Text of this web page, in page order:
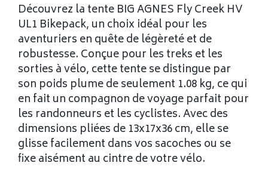
Découvrez la tente BIG AGNES Fly Creek HV
UL1 Bikepack, un choix idéal pour les
aventuriers en quête de légèreté et de
robustesse. Conçue pour les treks et les
sorties à vélo, cette tente se distingue par
son poids plume de seulement 1.08 kg, ce qui
en fait un compagnon de voyage parfait pour
les randonneurs et les cyclistes. Avec des
dimensions pliées de 13x17x36 cm, elle se
glisse facilement dans vos sacoches ou se
fixe aisément au cintre de votre vélo.